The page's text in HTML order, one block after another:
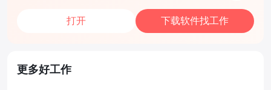
打开 下载软件找工作
更多好工作